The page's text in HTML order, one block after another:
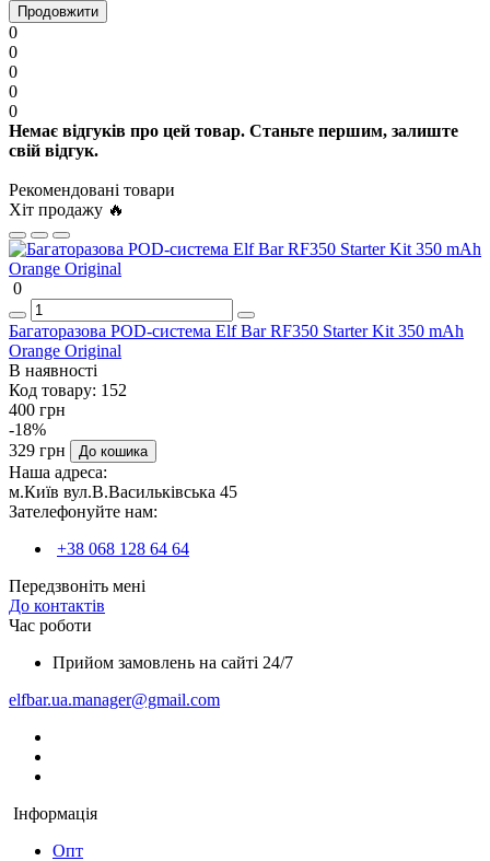
Продовжити
0
0
0
0
0
Немає відгуків про цей товар. Станьте першим, залиште
свій відгук.
Рекомендовані товари
Хіт продажу 🔥
0
Багаторазова POD-система Elf Bar RF350 Starter Kit 350 mAh
Orange Original
В наявності
Код товару: 152
400 грн
-18%
329 грн
До кошика
Наша адреса:
м.Київ вул.В.Васильківська 45
Зателефонуйте нам:
+38 068 128 64 64
Передзвоніть мені
До контактів
Час роботи
Прийом замовлень на сайті 24/7
elfbar.ua.manager@gmail.com
Інформація
Опт